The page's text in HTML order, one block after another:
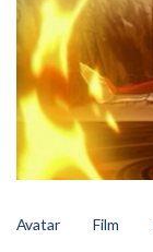
Avatar Film